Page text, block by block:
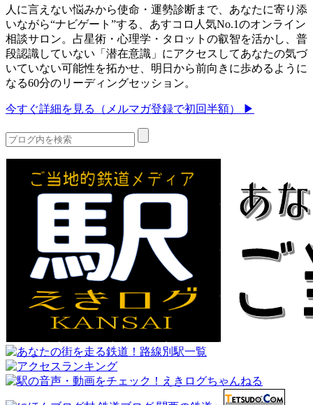
人に言えない悩みから使命・運勢診断まで、あなたに寄り添
いながら“ナビゲート”する、あすコロ人気No.1のオンライン
相談サロン。占星術・心理学・タロットの叡智を活かし、普
段認識していない「潜在意識」にアクセスしてあなたの気づ
いていない可能性を拓かせ、明日から前向きに歩めるように
なる60分のリーディングセッション。
今すぐ詳細を見る（メルマガ登録で初回半額） ▶